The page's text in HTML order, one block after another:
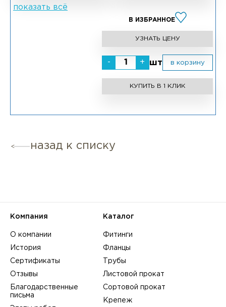
показать всё
В ИЗБРАННОЕ
УЗНАТЬ ЦЕНУ
- + шт в корзину
КУПИТЬ В 1 КЛИК
назад к списку
Компания
О компании
История
Сертификаты
Отзывы
Благодарственные
письма
Каталог
Фитинги
Фланцы
Трубы
Листовой прокат
Сортовой прокат
Крепеж